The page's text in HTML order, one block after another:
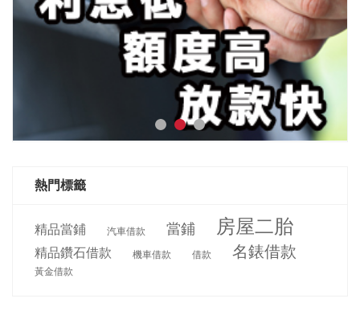
熱門標籤
精品當鋪 汽車借款 當鋪 房屋二胎
精品鑽石借款 機車借款 借款 名錶借款
黃金借款